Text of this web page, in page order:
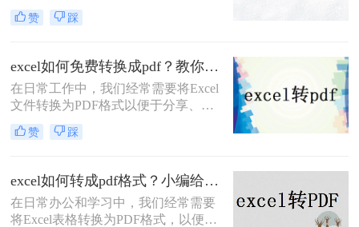
的方法！
而，当需要将Excel文件分享给他人或
打印时，将其转换为PDF格式变得尤
呢？本文将为您详细介绍Excel转PDF
的方法，帮助您轻松实现数据的安全
分享与打印，提升工作效率。
赞 踩
excel如何免费转换成pdf？教你二种简单转换方法！
在日常工作中，我们经常需要将Excel
文件转换为PDF格式以便于分享、打
印或存档。然而，许多用户可能并不
希望为此付费购买专门的转换软件。
文将介绍几种免费且简单的方法，帮
助用户将Excel文件转换为PDF格式。
赞 踩
excel如何转成pdf格式？小编给你分享这三种方法！
​在日常办公和学习中，我们经常需要
将Excel表格转换为PDF格式，以便在